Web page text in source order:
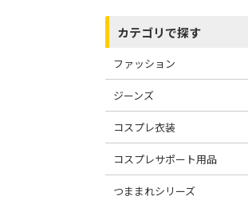
カテゴリで探す
ファッション
ジーンズ
コスプレ衣装
コスプレサポート用品
つままれシリーズ